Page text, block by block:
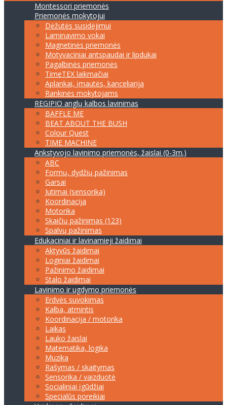
Montessori priemonės
Priemonės mokytojui
Dėžutės susidėjimui
Laminavimo vokai
Magnetinės priemonės
Motyvaciniai antspaudai ir lipdukai
Pagalbinės priemonės
TimeTEX laikmačiai
Aplankai, įmautės, kanceliarija
Rankinės mokytojams
REGIPIO anglų kalbos lavinimas
BAFFLE ME
BEAT ABOUT THE BUSH
Colour Quest
TIME MACHINE
Ankstyvojo lavinimo priemonės, žaislai (0-3m.)
ABC
Formų, dydžių pažinimas
Garsai
Jutimai (sensorika)
Koordinacija
Motorika
Skaičių pažinimas (123)
Spalvų pažinimas
Edukaciniai ir lavinamieji žaidimai
Aktyvūs žaidimai
Loginiai žaidimai
Pažinimo žaidimai
Stalo žaidimai
Lavinimo ir ugdymo priemonės
Erdvės suvokimas
Kalba, atmintis
Koordinacija / motorika
Laikas
Lauko žaislai
Matematika, logika
Muzika
Rašymas / skaitymas
Sensorika / vaizduotė
Socialiniai įgūdžiai
Specialūs poreikiai